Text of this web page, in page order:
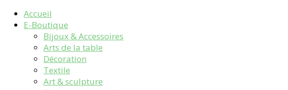
Dici 2 Mains
Accueil
E-Boutique
Bijoux & Accessoires
Arts de la table
Décoration
Textile
Art & sculpture